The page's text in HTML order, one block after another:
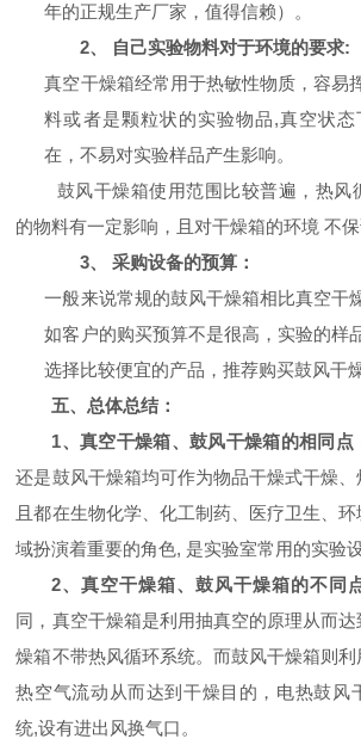
年的正规生产厂家，值得信赖）。
2、 自己实验物料对于环境的要求:
真空干燥箱经常用于热敏性物质，容易
料或者是颗粒状的实验物品,真空状
在，不易对实验样品产生影响。
鼓风干燥箱使用范围比较普遍，热风
的物料有一定影响，且对干燥箱的环境 不保
3、采购设备的预算：
一般来说常规的鼓风干燥箱相比真空干
如客户的购买预算不是很高，实验的样
选择比较便宜的产品，推荐购买鼓风干燥
五、总体总结：
1、真空干燥箱、鼓风干燥箱的相同点
还是鼓风干燥箱均可作为物品干燥式干燥、
且都在生物化学、化工制药、医疗卫生、
域扮演着重要的角色, 是实验室常用的实验
2、真空干燥箱、鼓风干燥箱的不同
同，真空干燥箱是利用抽真空的原理从而
燥箱不带热风循环系统。而鼓风干燥箱则
热空气流动从而达到干燥目的，电热鼓风
统,设有进出风换气口。